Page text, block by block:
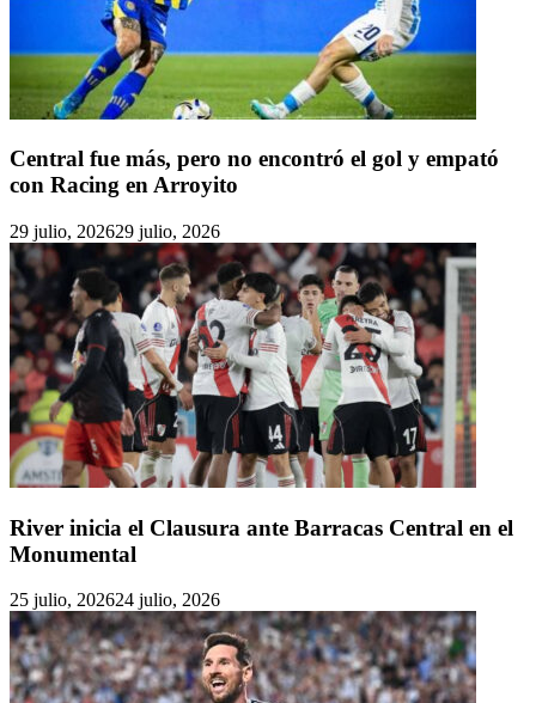
Central fue más, pero no encontró el gol y empató
con Racing en Arroyito
29 julio, 202629 julio, 2026
River inicia el Clausura ante Barracas Central en el
Monumental
25 julio, 202624 julio, 2026